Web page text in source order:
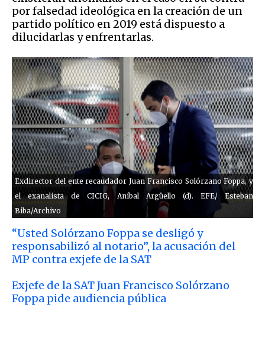
por falsedad ideológica en la creación de un
partido político en 2019 está dispuesto a
dilucidarlas y enfrentarlas.
Exdirector del ente recaudador Juan Francisco Solórzano Foppa, y
el exanalista de CICIG, Aníbal Argüello (d). EFE/ Esteban
Biba/Archivo
“Usted Solórzano Foppa se desligó y
responsabilizó al notario”, la acusación del
MP contra exjefe de la SAT
Exjefe de la SAT Juan Francisco Solórzano
Foppa pide audiencia pública